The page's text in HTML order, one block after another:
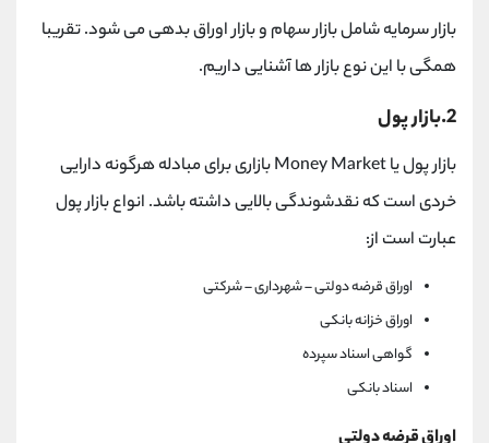
بازار سرمایه شامل بازار سهام و بازار اوراق بدهی می شود. تقریبا
همگی با این نوع بازار ها آشنایی داریم.
2.بازار پول
بازار پول یا Money Market بازاری برای مبادله هرگونه دارایی
خردی است که نقدشوندگی بالایی داشته باشد. انواع بازار پول
عبارت است از:
اوراق قرضه دولتی – شهرداری – شرکتی
اوراق خزانه بانکی
گواهی اسناد سپرده
اسناد بانکی